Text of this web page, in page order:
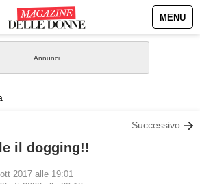
MENU
Successivo
il dogging!!
2017 alle 19:01